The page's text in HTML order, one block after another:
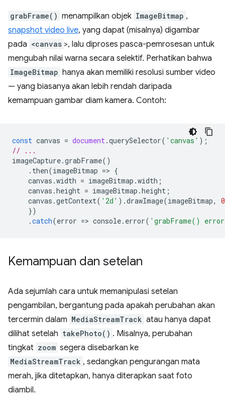
grabFrame() menampilkan objek ImageBitmap ,
snapshot video live, yang dapat (misalnya) digambar
pada <canvas >, lalu diproses pasca-pemrosesan untuk
mengubah nilai warna secara selektif. Perhatikan bahwa
ImageBitmap hanya akan memiliki resolusi sumber video
— yang biasanya akan lebih rendah daripada
kemampuan gambar diam kamera. Contoh:
const canvas = document.querySelector( 'canvas' );
// ...
imageCapture.grabFrame()
. then(imageBitmap => {
canvas .width = imageBitmap .width ;
canvas .height = imageBitmap .height ;
canvas .getContext( '2d' ).drawImage(imageBitmap,
0
})
.catch(error => console. error( 'grabFrame()
Kemampuan dan setelan
Ada sejumlah cara untuk memanipulasi setelan
pengambilan, bergantung pada apakah perubahan akan
tercermin dalam MediaStreamTrack atau hanya dapat
dilihat setelah takePhoto() . Misalnya, perubahan
tingkat zoom segera disebarkan ke
MediaStreamTrack , sedangkan pengurangan mata
merah, jika ditetapkan, hanya diterapkan saat foto
diambil.